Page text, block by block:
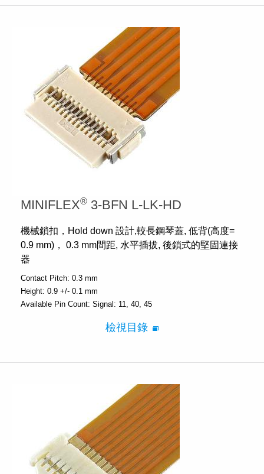
MINIFLEX® 3-BFN L-LK-HD
機械鎖扣，Hold down 設計,較長鋼琴蓋, 低背(高度=
0.9 mm)， 0.3 mm間距, 水平插拔, 後鎖式的堅固連接
器
Contact Pitch: 0.3 mm
Height: 0.9 +/- 0.1 mm
Available Pin Count: Signal: 11, 40, 45
檢視目錄